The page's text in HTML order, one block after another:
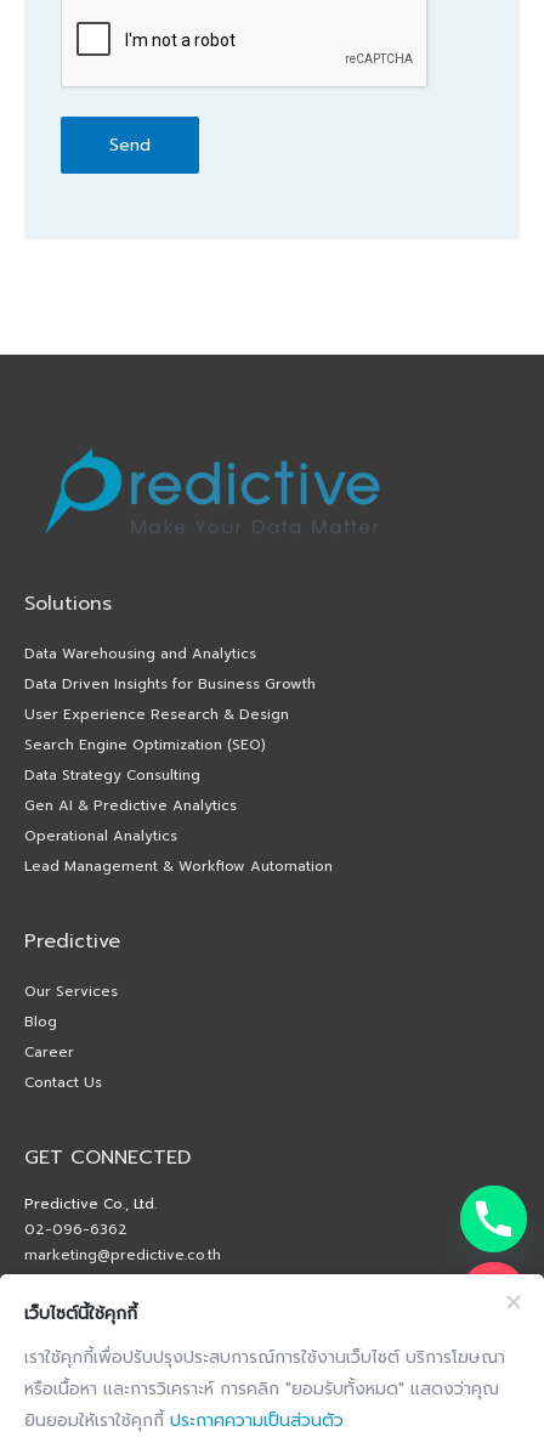
Solutions
Data Warehousing and Analytics
Data Driven Insights for Business Growth
User Experience Research & Design
Search Engine Optimization (SEO)
Data Strategy Consulting
Gen AI & Predictive Analytics
Operational Analytics
Lead Management & Workflow Automation
Predictive
Our Services
Blog
Career
Contact Us
GET CONNECTED
Predictive Co., Ltd.
02-096-6362
marketing@predictive.co.th
เว็บไซต์นี้ใช้คุกกี้
เราใช้คุกกี้เพื่อปรับปรุงประสบการณ์การใช้งานเว็บไซต์ บริการโฆษณา
หรือเนื้อหา และการวิเคราะห์ การคลิก "ยอมรับทั้งหมด" แสดงว่าคุณ
ยินยอมให้เราใช้คุกกี้ ประกาศความเป็นส่วนตัว